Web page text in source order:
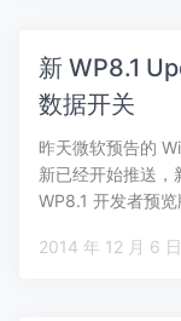
新 WP8.1
数据开关
昨天微软预告的
新已经开始推送
WP8.1 开发者预